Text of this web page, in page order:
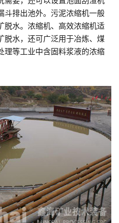
排出池外。 污泥浓缩机一般
脱水。浓缩机、高效浓缩机适
脱水，还可广泛用于冶炼、煤
理等工业中含固料浆液的浓缩